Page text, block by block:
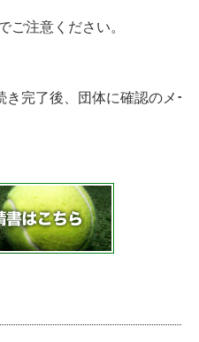
注意ください。
完了後、団体に確認のメール